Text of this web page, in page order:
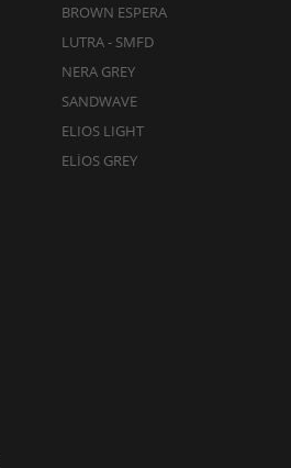
BROWN ESPERA
LUTRA - SMFD
NERA GREY
SANDWAVE
ELIOS LIGHT
ELİOS GREY